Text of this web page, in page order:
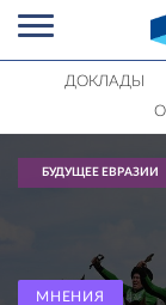
ДОКЛАДЫ
БУДУЩЕЕ ЕВРАЗИИ
МНЕНИЯ